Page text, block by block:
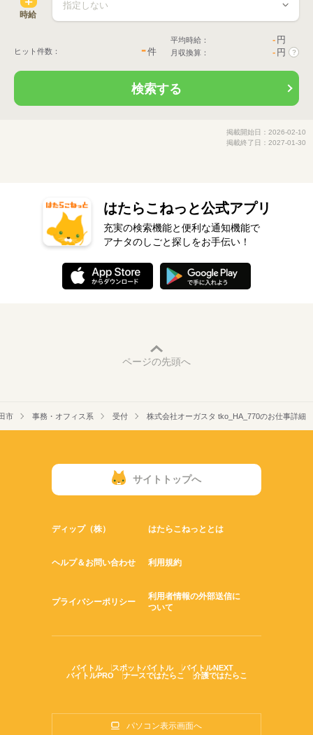
時給
ヒット件数： -件
平均時給： - 円
月収換算： - 円 ?
検索する
掲載開始日：2026-02-10
掲載終了日：2027-01-30
はたらこねっと公式アプリ
充実の検索機能と便利な通知機能で
アナタのしごと探しをお手伝い！
ページの先頭へ
市 事務・オフィス系 受付 株式会社オーガスタ tko_HA_770のお仕事詳細
サイトトップへ
ディップ（株） はたらこねっととは
ヘルプ＆お問い合わせ 利用規約
プライバシーポリシー
利用者情報の外部送信に
ついて
バイトル スポットバイトル
バイトルNEXT
バイトルPRO
ナースではたらこ 介護ではたらこ
パソコン表示画面へ